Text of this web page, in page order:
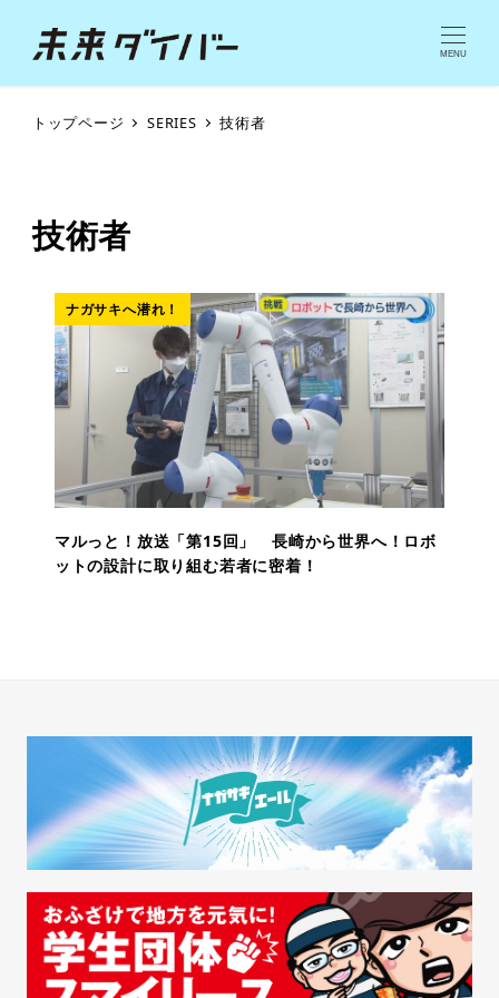
MENU
トップページ SERIES 技術者
技術者
ナガサキへ潜れ！
マルっと！放送「第15回」 長崎から世界へ！ロボ
ットの設計に取り組む若者に密着！